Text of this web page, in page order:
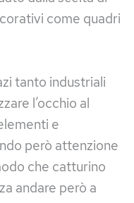
come quadri
tanto industriali
l’occhio al
e
però attenzione
che catturino
andare però a